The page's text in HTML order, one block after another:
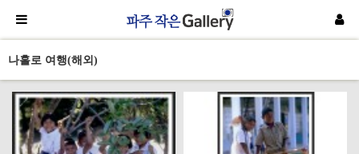
나홀로 여행(해외)